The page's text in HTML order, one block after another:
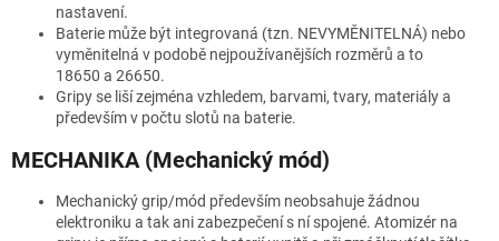
nastavení.
Baterie může být integrovaná (tzn. NEVYMĚNITELNÁ) nebo
vyměnitelná v podobě nejpoužívanějších rozměrů a to
18650 a 26650.
Gripy se liší zejména vzhledem, barvami, tvary, materiály a
především v počtu slotů na baterie.
MECHANIKA (Mechanický mód)
Mechanický grip/mód především neobsahuje žádnou
elektroniku a tak ani zabezpečení s ní spojené. Atomizér na